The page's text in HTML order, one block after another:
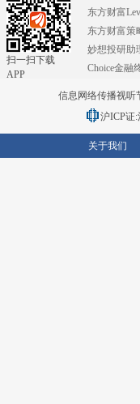
扫一扫下载
APP
东方财富
东方财富策
妙想投研助
Choice金融
信息网络传播视听
沪ICP证:
关于我们